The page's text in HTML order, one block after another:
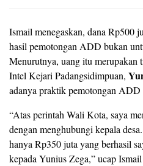
Ismail menegaskan, dana Rp500
hasil pemotongan ADD bukan
Menurutnya, uang itu merupakan
Intel Kejari Padangsidimpuan,
adanya praktik pemotongan ADD
“Atas perintah Wali Kota, saya
dengan menghubungi kepala
hanya Rp350 juta yang berhasil
kepada Yunius Zega,” ucap